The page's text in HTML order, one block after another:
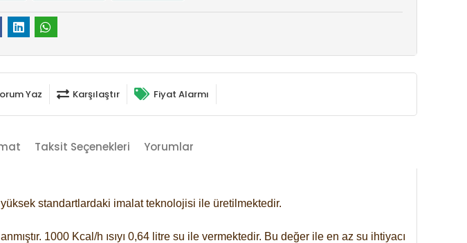
Yaz Karşılaştır Fiyat Alarmı
Taksit Seçenekleri Yorumlar
standartlardaki imalat teknolojisi ile üretilmektedir.
1000 Kcal/h ısıyı 0,64 litre su ile vermektedir. Bu değer ile en az su ihtiyacı